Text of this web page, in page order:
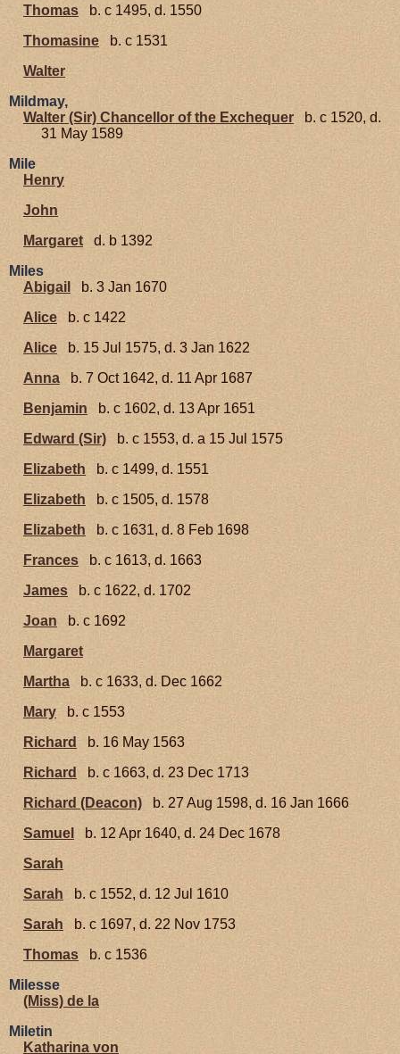
Thomas
b. c 1495, d. 1550
Thomasine
b. c 1531
Walter
Mildmay,
Walter (Sir) Chancellor of the Exchequer
b. c 1520, d.
31 May 1589
Mile
Henry
John
Margaret
d. b 1392
Miles
Abigail
b. 3 Jan 1670
Alice
b. c 1422
Alice
b. 15 Jul 1575, d. 3 Jan 1622
Anna
b. 7 Oct 1642, d. 11 Apr 1687
Benjamin
b. c 1602, d. 13 Apr 1651
Edward (Sir)
b. c 1553, d. a 15 Jul 1575
Elizabeth
b. c 1499, d. 1551
Elizabeth
b. c 1505, d. 1578
Elizabeth
b. c 1631, d. 8 Feb 1698
Frances
b. c 1613, d. 1663
James
b. c 1622, d. 1702
Joan
b. c 1692
Margaret
Martha
b. c 1633, d. Dec 1662
Mary
b. c 1553
Richard
b. 16 May 1563
Richard
b. c 1663, d. 23 Dec 1713
Richard (Deacon)
b. 27 Aug 1598, d. 16 Jan 1666
Samuel
b. 12 Apr 1640, d. 24 Dec 1678
Sarah
Sarah
b. c 1552, d. 12 Jul 1610
Sarah
b. c 1697, d. 22 Nov 1753
Thomas
b. c 1536
Milesse
(Miss) de la
Miletin
Katharina von